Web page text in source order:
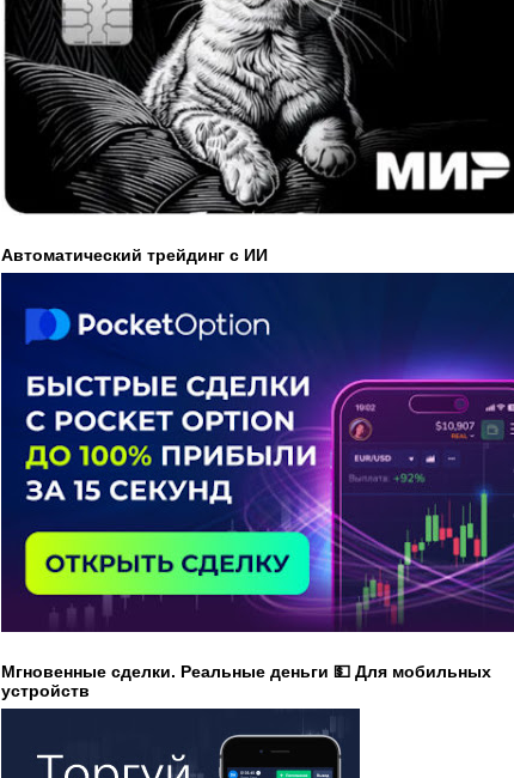
Автоматический трейдинг с ИИ
Мгновенные сделки. Реальные деньги 💵 Для мобильных
устройств